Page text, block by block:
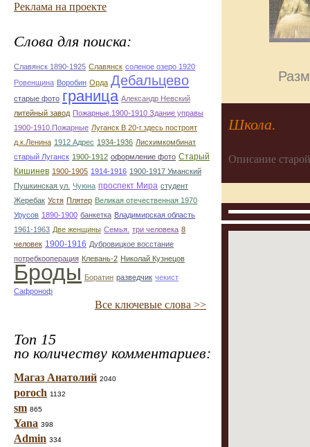
Реклама на проекте
Слова для поиска:
Славянск 1890-1925 Славянск соленое озеро 1920
Ровенщина Воробин Орда Дебальцево
старые фото граница Александр Невский
литейный завод Пожарные.1900-1910 Здание управы
1900-1910.Пожарные Луганск В 20-г.здесь построят
д.к.Ленина 1912 Адрес 1934-1936 Лисхимкомбинат
старый Луганск 1900-1912 оформление фото Старый
Кишинев 1900-1905 1914-1916 1900-1917 Уманский
Пушкинская ул. Чуюна проспект Мира студент
Жеребак Устя Плятер Великая отечественная 1970
Урусов 1890-1900 банкетка Владимирская область
1961-1963 Две женщины Семья. три человека 8
человек 1900-1916 Дубровицкое восстание
потребкооперация Клевань-2 Николай Кузнецов
Броды Боратин разведчик чекист
Сафроноф
Все ключевые слова >>
Топ 15
по количеству комментариев:
Магаз Анатолий 2040
poroch 1132
sm 865
Yana 398
Admin 334
Школа.
Описание